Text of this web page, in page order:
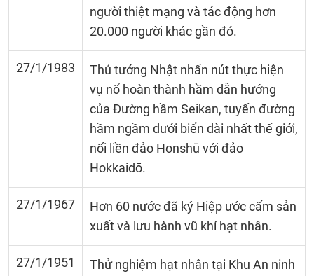
người thiệt mạng và tác động hơn
20.000 người khác gần đó.
27/1/1983
Thủ tướng Nhật nhấn nút thực hiện
vụ nổ hoàn thành hầm dẫn hướng
của Đường hầm Seikan, tuyến đường
hầm ngầm dưới biển dài nhất thế giới,
nối liền đảo Honshū với đảo
Hokkaidō.
27/1/1967
Hơn 60 nước đã ký Hiệp ước cấm sản
xuất và lưu hành vũ khí hạt nhân.
27/1/1951
Thử nghiệm hạt nhân tại Khu An ninh